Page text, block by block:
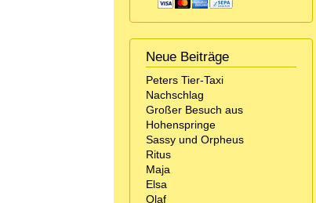
Neue Beiträge
Peters Tier-Taxi
Nachschlag
Großer Besuch aus
Hohenspringe
Sassy und Orpheus
Ritus
Maja
Elsa
Olaf